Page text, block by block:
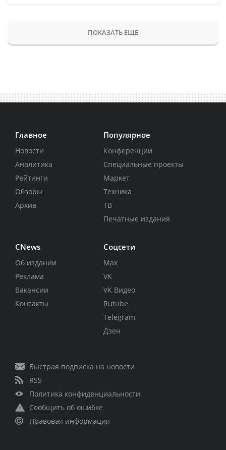
ПОКАЗАТЬ ЕЩЕ
Главное
Новости
Аналитика
Рейтинги
Обзоры
Архив
Популярное
Конференции
Специальные проекты
Маркет
Техника
ТВ
Печатные издания
CNews
Об издании
Реклама
Вакансии
Контакты
Соцсети
Max
VK
VK Видео
Rutube
Telegram
Дзен
Быстрая подписка на новости
RSS
Политика конфиденциальности
Сообщить об ошибке
Правовая информация